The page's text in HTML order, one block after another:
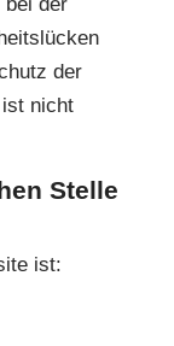
der
nicht
Stelle
ist: